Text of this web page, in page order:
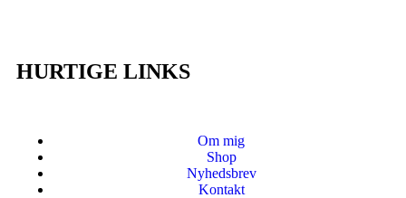
HURTIGE LINKS
Om mig
Shop
Nyhedsbrev
Kontakt